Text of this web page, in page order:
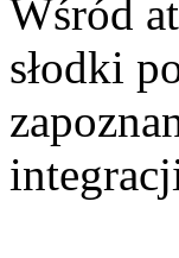
Wśród
słodki